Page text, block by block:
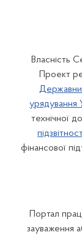
Власність
Проект
урядування
технічної
фінансової
Портал
зауваження